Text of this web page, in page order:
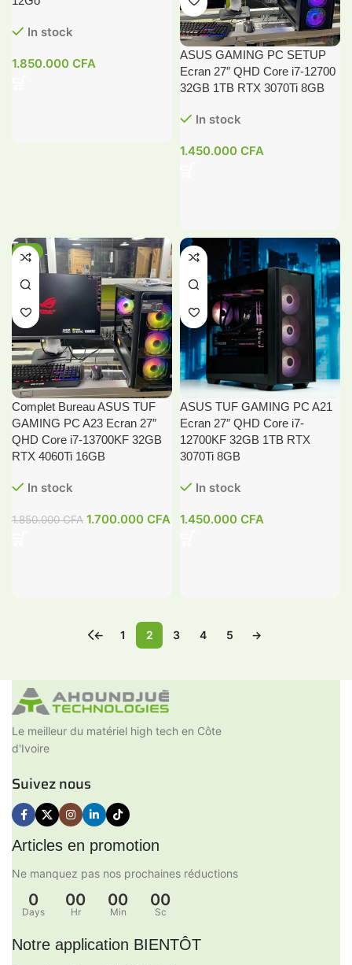
In stock
1.850.000 CFA
ASUS GAMING PC SETUP
Ecran 27″ QHD Core i7-12700
32GB 1TB RTX 3070Ti 8GB
In stock
1.450.000 CFA
-8%
Complet Bureau ASUS TUF
GAMING PC A23 Ecran 27″
QHD Core i7-13700KF 32GB
RTX 4060Ti 16GB
In stock
1.850.000CFA 1.700.000 CFA
ASUS TUF GAMING PC A21
Ecran 27″ QHD Core i7-
12700KF 32GB 1TB RTX
3070Ti 8GB
In stock
1.450.000 CFA
← 1 2 3 4 5 →
Le meilleur du matériel high tech en Côte
d'Ivoire
Suivez nous
Articles en promotion
Ne manquez pas nos prochaines réductions
0
Days
00
Hr
00
Min
00
Sc
Notre application BIENTÔT